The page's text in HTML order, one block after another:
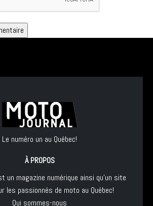
Le numéro un au Québec!
À PROPOS
un magazine numérique ainsi qu'un site
les passionnés de moto au Québec!
Qui sommes-nous